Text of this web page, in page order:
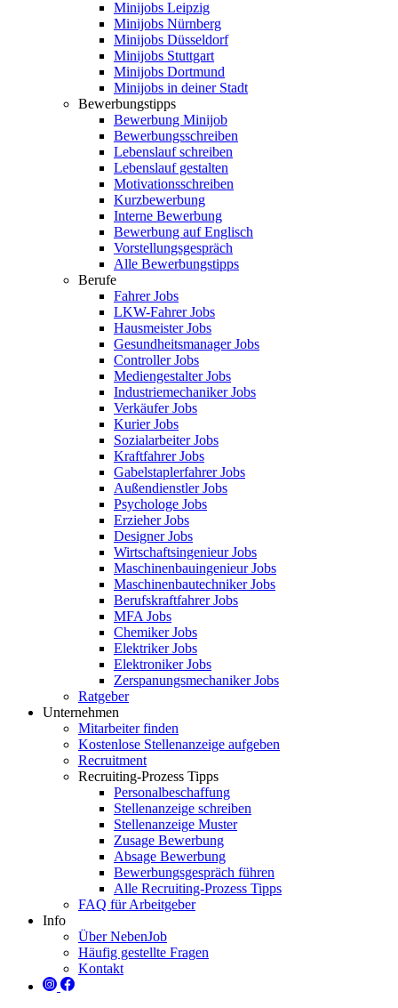
Minijobs Leipzig
Minijobs Nürnberg
Minijobs Düsseldorf
Minijobs Stuttgart
Minijobs Dortmund
Minijobs in deiner Stadt
Bewerbungstipps
Bewerbung Minijob
Bewerbungsschreiben
Lebenslauf schreiben
Lebenslauf gestalten
Motivationsschreiben
Kurzbewerbung
Interne Bewerbung
Bewerbung auf Englisch
Vorstellungsgespräch
Alle Bewerbungstipps
Berufe
Fahrer Jobs
LKW-Fahrer Jobs
Hausmeister Jobs
Gesundheitsmanager Jobs
Controller Jobs
Mediengestalter Jobs
Industriemechaniker Jobs
Verkäufer Jobs
Kurier Jobs
Sozialarbeiter Jobs
Kraftfahrer Jobs
Gabelstaplerfahrer Jobs
Außendienstler Jobs
Psychologe Jobs
Erzieher Jobs
Designer Jobs
Wirtschaftsingenieur Jobs
Maschinenbauingenieur Jobs
Maschinenbautechniker Jobs
Berufskraftfahrer Jobs
MFA Jobs
Chemiker Jobs
Elektriker Jobs
Elektroniker Jobs
Zerspanungsmechaniker Jobs
Ratgeber
Unternehmen
Mitarbeiter finden
Kostenlose Stellenanzeige aufgeben
Recruitment
Recruiting-Prozess Tipps
Personalbeschaffung
Stellenanzeige schreiben
Stellenanzeige Muster
Zusage Bewerbung
Absage Bewerbung
Bewerbungsgespräch führen
Alle Recruiting-Prozess Tipps
FAQ für Arbeitgeber
Info
Über NebenJob
Häufig gestellte Fragen
Kontakt